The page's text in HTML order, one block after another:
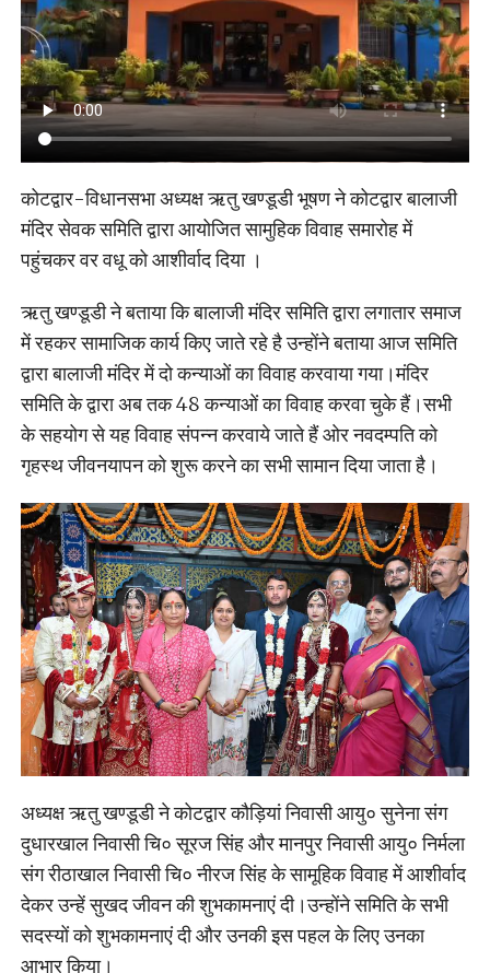
कोटद्वार-विधानसभा अध्यक्ष ऋतु खण्डूडी भूषण ने कोटद्वार बालाजी
मंदिर सेवक समिति द्वारा आयोजित सामुहिक विवाह समारोह में
पहुंचकर वर वधू को आशीर्वाद दिया ।
ऋतु खण्डूडी ने बताया कि बालाजी मंदिर समिति द्वारा लगातार समाज
में रहकर सामाजिक कार्य किए जाते रहे है उन्होंने बताया आज समिति
द्वारा बालाजी मंदिर में दो कन्याओं का विवाह करवाया गया।मंदिर
समिति के द्वारा अब तक 48 कन्याओं का विवाह करवा चुके हैं।सभी
के सहयोग से यह विवाह संपन्न करवाये जाते हैं ओर नवदम्पति को
गृहस्थ जीवनयापन को शुरू करने का सभी सामान दिया जाता है।
अध्यक्ष ऋतु खण्डूडी ने कोटद्वार कौड़ियां निवासी आयु० सुनेना संग
दुधारखाल निवासी चि० सूरज सिंह और मानपुर निवासी आयु० निर्मला
संग रीठाखाल निवासी चि० नीरज सिंह के सामूहिक विवाह में आशीर्वाद
देकर उन्हें सुखद जीवन की शुभकामनाएं दी।उन्होंने समिति के सभी
सदस्यों को शुभकामनाएं दी और उनकी इस पहल के लिए उनका
आभार किया।